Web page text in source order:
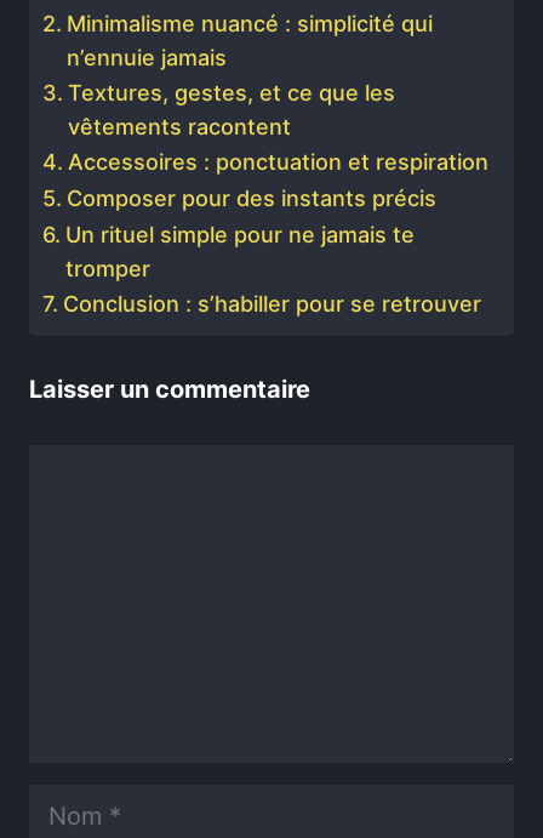
Minimalisme nuancé : simplicité qui
n’ennuie jamais
Textures, gestes, et ce que les
vêtements racontent
Accessoires : ponctuation et respiration
Composer pour des instants précis
Un rituel simple pour ne jamais te
tromper
Conclusion : s’habiller pour se retrouver
Laisser un commentaire
Nom